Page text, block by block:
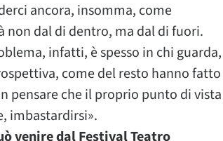
ancora, insomma, come
non dal di dentro, ma dal di fuori.
infatti, è spesso in chi guarda,
come del resto hanno fatto
pensare che il proprio punto di vista
imbastardirsi».
venire dal Festival Teatro